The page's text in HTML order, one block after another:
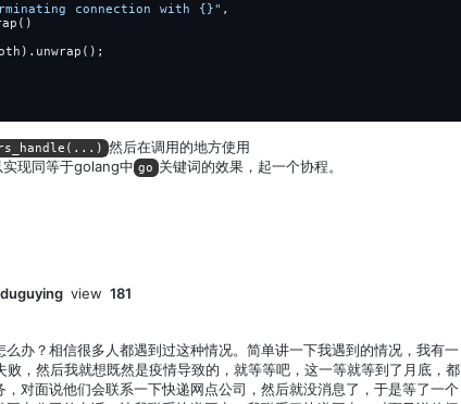
connection with {}" ,
然后在调用的地方使用
现同等于golang中 go 关键词的效果，起一个协程。
duguying view 181
办？相信很多人都遇到过这种情况。简单讲一下我遇到的情况，我有一
，然后我就想既然是疫情导致的，就等等吧，这一等就等到了月底，都
对面说他们会联系一下快递网点公司，然后就没消息了，于是等了一个